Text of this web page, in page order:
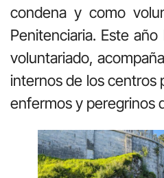
condena y como
Penitenciaria. Este
voluntariado,
internos de los centros
enfermos y peregrinos